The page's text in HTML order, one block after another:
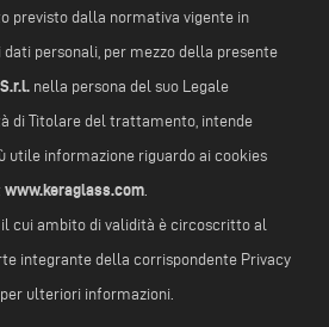
previsto dalla normativa vigente in
personali, per mezzo della presente
nella persona del suo Legale
di Titolare del trattamento, intende
utile informazione riguardo ai cookies
www.keraglass.com.
cui ambito di validità è circoscritto al
integrante della corrispondente Privacy
ulteriori informazioni.